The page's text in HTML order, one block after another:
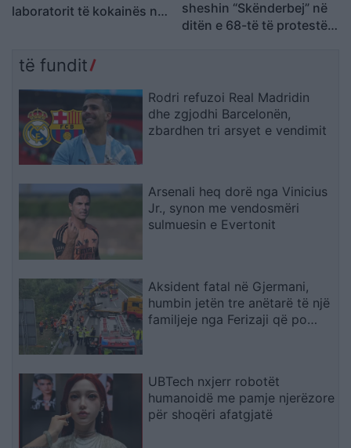
laboratorit të kokainës në
sheshin “Skënderbej” në
ditën e 68-të të protestës
të fundit
Rodri refuzoi Real Madridin
dhe zgjodhi Barcelonën,
zbardhen tri arsyet e vendimit
Arsenali heq dorë nga Vinicius
Jr., synon me vendosmëri
sulmuesin e Evertonit
Aksident fatal në Gjermani,
humbin jetën tre anëtarë të një
familjeje nga Ferizaji që po
UBTech nxjerr robotët
humanoidë me pamje njerëzore
për shoqëri afatgjatë